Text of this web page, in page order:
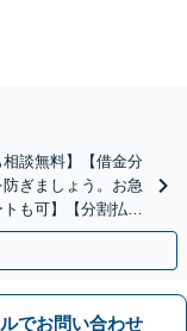
相談無料】【借金分
ぎましょう。お急
も可】【分割払い
でお問い合わせ